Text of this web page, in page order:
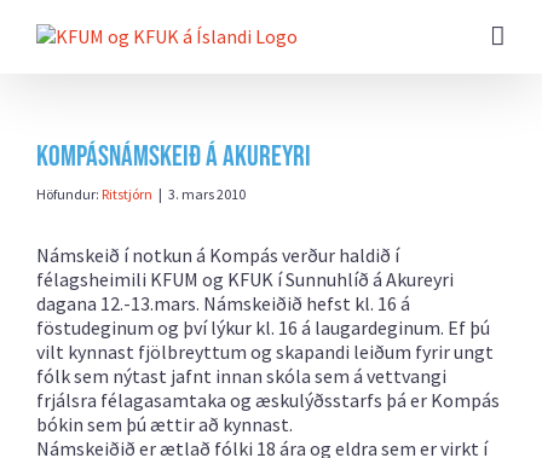
beint
Kompásnámskeið á Akureyri
Höfundur: Ritstjórn | 3. mars 2010
Námskeið í notkun á Kompás verður haldið í
félagsheimili KFUM og KFUK í Sunnuhlíð á Akureyri
dagana 12.-13.mars. Námskeiðið hefst kl. 16 á
föstudeginum og því lýkur kl. 16 á laugardeginum. Ef þú
vilt kynnast fjölbreyttum og skapandi leiðum fyrir ungt
fólk sem nýtast jafnt innan skóla sem á vettvangi
frjálsra félagasamtaka og æskulýðsstarfs þá er Kompás
bókin sem þú ættir að kynnast.
Námskeiðið er ætlað fólki 18 ára og eldra sem er virkt í